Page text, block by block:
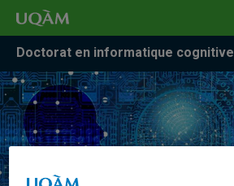
Accéder
recherche
Accéder
menu
pricipal
Accéder
zone
centrale
Doctorat en informatique cognitive